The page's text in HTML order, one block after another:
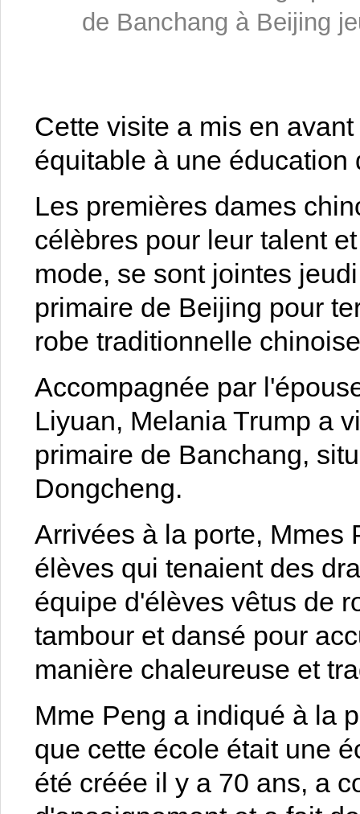
de Banchang à Beijing
Cette visite a mis en
équitable à une éducation
Les premières dames
célèbres pour leur talent
mode, se sont jointes
primaire de Beijing pour
robe traditionnelle
Accompagnée par
Liyuan, Melania Trump a
primaire de Banchang,
Dongcheng.
Arrivées à la porte, Mmes
élèves qui tenaient des
équipe d'élèves vêtus de
tambour et dansé pour
manière chaleureuse et
Mme Peng a indiqué à la
que cette école était une
été créée il y a 70 ans, a